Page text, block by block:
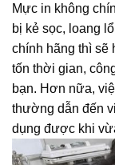
Mực in không
bị kẻ sọc, loang
chính hãng thì sẽ
tốn thời gian,
bạn. Hơn nữa,
thường dẫn đến
dụng được khi